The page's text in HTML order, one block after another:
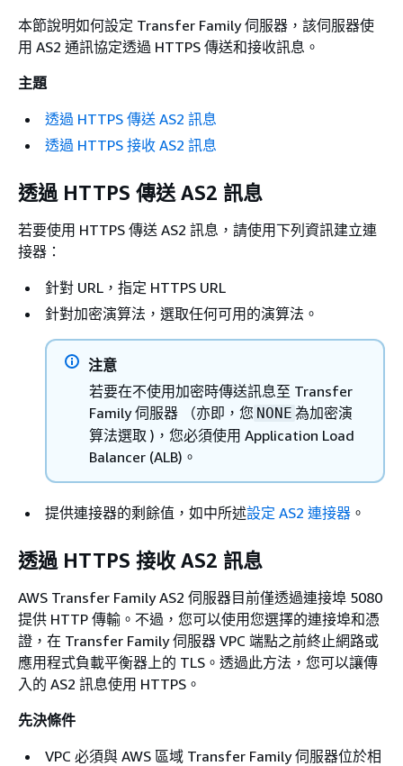
本節說明如何設定 Transfer Family 伺服器，該伺服器使
用 AS2 通訊協定透過 HTTPS 傳送和接收訊息。
主題
透過 HTTPS 傳送 AS2 訊息
透過 HTTPS 接收 AS2 訊息
透過 HTTPS 傳送 AS2 訊息
若要使用 HTTPS 傳送 AS2 訊息，請使用下列資訊建立連
接器：
針對 URL，指定 HTTPS URL
針對加密演算法，選取任何可用的演算法。
注意
若要在不使用加密時傳送訊息至 Transfer
Family 伺服器 （亦即，您 NONE 為加密演
算法選取 )，您必須使用 Application Load
Balancer (ALB)。
提供連接器的剩餘值，如中所述設定 AS2 連接器 。
透過 HTTPS 接收 AS2 訊息
AWS Transfer Family AS2 伺服器目前僅透過連接埠 5080
提供 HTTP 傳輸。不過，您可以使用您選擇的連接埠和憑
證，在 Transfer Family 伺服器 VPC 端點之前終止網路或
應用程式負載平衡器上的 TLS。透過此方法，您可以讓傳
入的 AS2 訊息使用 HTTPS。
先決條件
VPC 必須與 AWS 區域 Transfer Family 伺服器位於相